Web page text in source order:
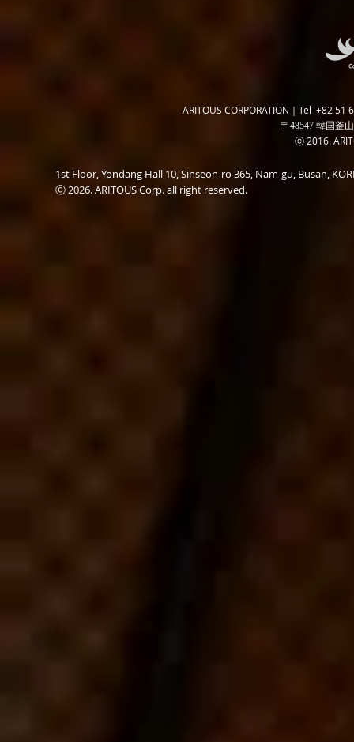
ARITOUS CORPORATION｜Tel +82
〒48547 韓国釜
ⓒ 2016.
1st Floor, Yondang Hall 10, Sinseon-ro 365, Nam-gu, Busan,
ⓒ 2026. ARITOUS Corp. all right reserved.